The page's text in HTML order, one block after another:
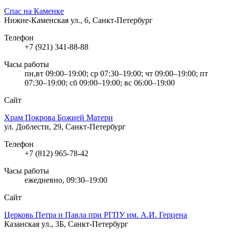
Спас на Каменке
Нижне-Каменская ул., 6, Санкт-Петербург
Телефон
+7 (921) 341-88-88
Часы работы
пн,вт 09:00–19:00; ср 07:30–19:00; чт 09:00–19:00; пт
07:30–19:00; сб 09:00–19:00; вс 06:00–19:00
Сайт
Храм Покрова Божией Матери
ул. Доблести, 29, Санкт-Петербург
Телефон
+7 (812) 965-78-42
Часы работы
ежедневно, 09:30–19:00
Сайт
Церковь Петра и Павла при РГПУ им. А.И. Герцена
Казанская ул., 3Б, Санкт-Петербург